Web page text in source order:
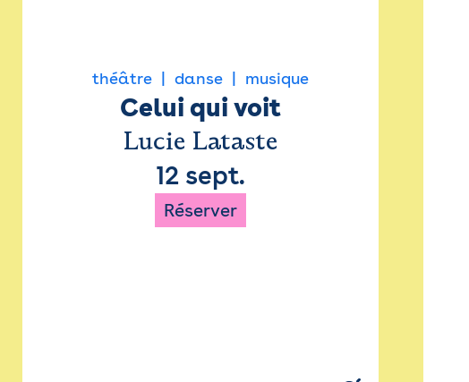
théâtre danse musique
Celui qui voit
Lucie Lataste
12 sept.
Réserver